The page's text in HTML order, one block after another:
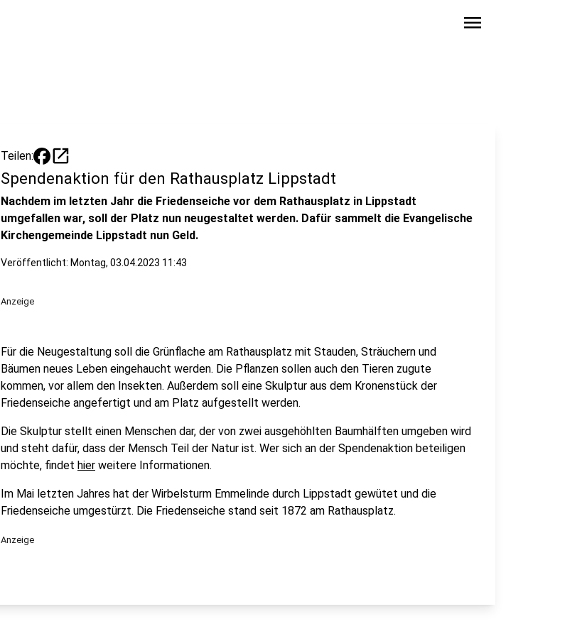
menu
Teilen: open_in_new
Spendenaktion für den Rathausplatz Lippstadt
Nachdem im letzten Jahr die Friedenseiche vor dem Rathausplatz in Lippstadt
umgefallen war, soll der Platz nun neugestaltet werden. Dafür sammelt die Evangelische
Kirchengemeinde Lippstadt nun Geld.
Veröffentlicht: Montag, 03.04.2023 11:43
Anzeige
Für die Neugestaltung soll die Grünflache am Rathausplatz mit Stauden, Sträuchern und
Bäumen neues Leben eingehaucht werden. Die Pflanzen sollen auch den Tieren zugute
kommen, vor allem den Insekten. Außerdem soll eine Skulptur aus dem Kronenstück der
Friedenseiche angefertigt und am Platz aufgestellt werden.
Die Skulptur stellt einen Menschen dar, der von zwei ausgehöhlten Baumhälften umgeben wird
und steht dafür, dass der Mensch Teil der Natur ist. Wer sich an der Spendenaktion beteiligen
möchte, findet hier weitere Informationen.
Im Mai letzten Jahres hat der Wirbelsturm Emmelinde durch Lippstadt gewütet und die
Friedenseiche umgestürzt. Die Friedenseiche stand seit 1872 am Rathausplatz.
Anzeige